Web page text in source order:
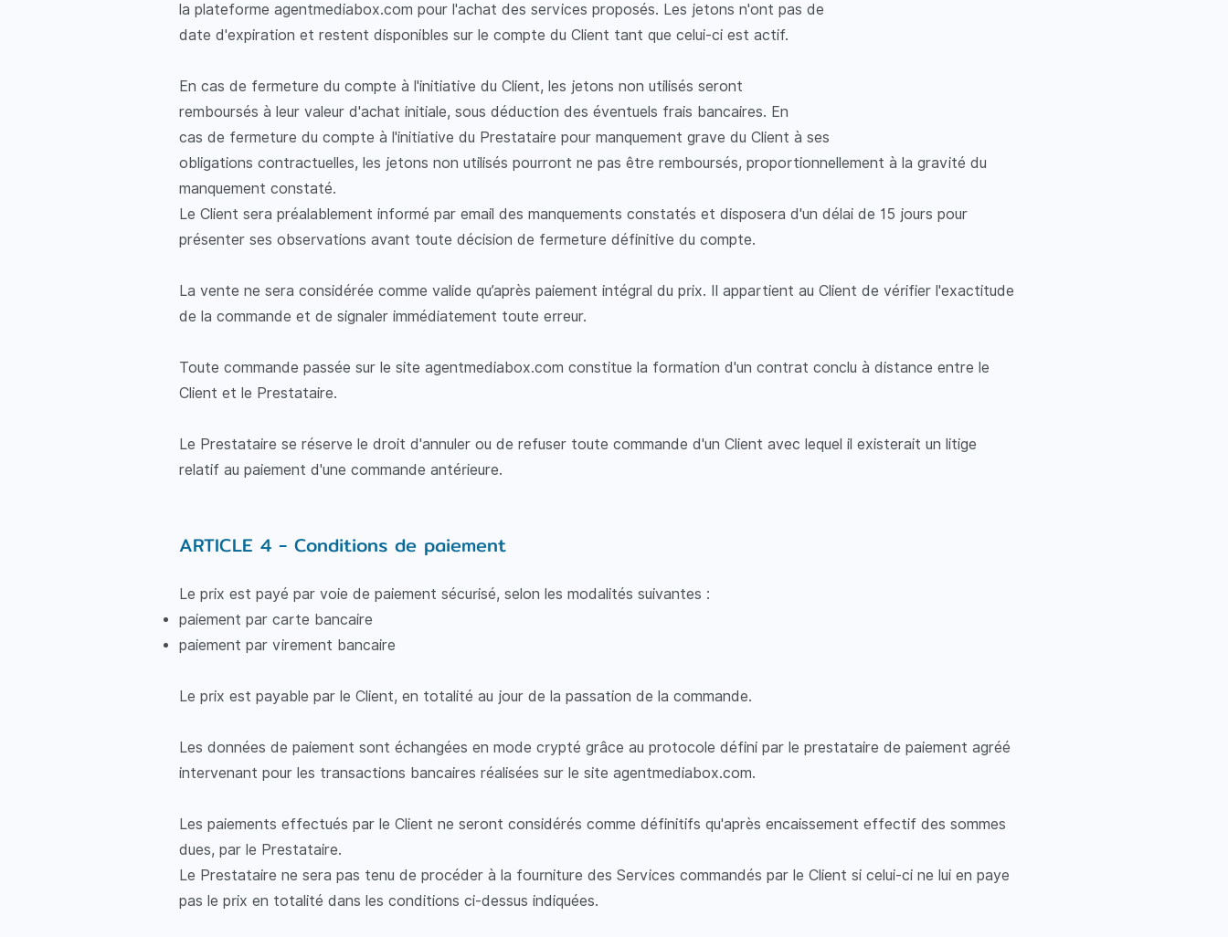
la plateforme agentmediabox.com pour l'achat des services proposés. Les jetons n'ont pas de
date d'expiration et restent disponibles sur le compte du Client tant que celui-ci est actif.
En cas de fermeture du compte à l'initiative du Client, les jetons non utilisés seront
remboursés à leur valeur d'achat initiale, sous déduction des éventuels frais bancaires. En
cas de fermeture du compte à l'initiative du Prestataire pour manquement grave du Client à ses
obligations contractuelles, les jetons non utilisés pourront ne pas être remboursés, proportionnellement à la gravité du
manquement constaté.
Le Client sera préalablement informé par email des manquements constatés et disposera d'un délai de 15 jours pour
présenter ses observations avant toute décision de fermeture définitive du compte.
La vente ne sera considérée comme valide qu’après paiement intégral du prix. Il appartient au Client de vérifier l'exactitude
de la commande et de signaler immédiatement toute erreur.
Toute commande passée sur le site agentmediabox.com constitue la formation d'un contrat conclu à distance entre le
Client et le Prestataire.
Le Prestataire se réserve le droit d'annuler ou de refuser toute commande d'un Client avec lequel il existerait un litige
relatif au paiement d'une commande antérieure.
ARTICLE 4 - Conditions de paiement
Le prix est payé par voie de paiement sécurisé, selon les modalités suivantes :
paiement par carte bancaire
paiement par virement bancaire
Le prix est payable par le Client, en totalité au jour de la passation de la commande.
Les données de paiement sont échangées en mode crypté grâce au protocole défini par le prestataire de paiement agréé
intervenant pour les transactions bancaires réalisées sur le site agentmediabox.com.
Les paiements effectués par le Client ne seront considérés comme définitifs qu'après encaissement effectif des sommes
dues, par le Prestataire.
Le Prestataire ne sera pas tenu de procéder à la fourniture des Services commandés par le Client si celui-ci ne lui en paye
pas le prix en totalité dans les conditions ci-dessus indiquées.